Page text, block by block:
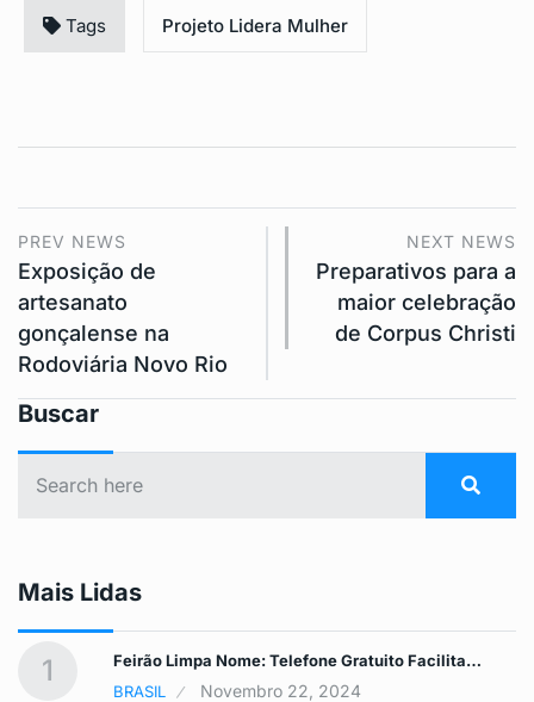
Tags Projeto Lidera Mulher
PREV NEWS
Exposição de
artesanato
gonçalense na
Rodoviária Novo Rio
NEXT NEWS
Preparativos para a
maior celebração
de Corpus Christi
Buscar
Mais Lidas
1
Feirão Limpa Nome: Telefone Gratuito Facilita…
BRASIL
Novembro 22, 2024